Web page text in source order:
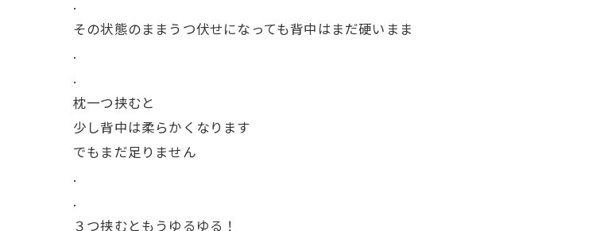
その状態のままうつ伏せになっても背中はまだ硬いまま
.
.
枕一つ挟むと
少し背中は柔らかくなります
でもまだ足りません
.
.
３つ挟むともうゆるゆる！